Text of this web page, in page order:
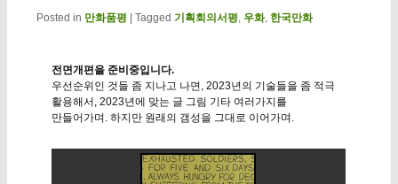
Posted in 만화품평 | Tagged 기획회의서평 우화, 한국만화
전면개편을 준비중입니다.
우선순위인 것들 좀 지나고 나면, 2023년의 기술들을 좀 적극
활용해서, 2023년에 맞는 글 그림 기타 여러가지를
만들어가며. 하지만 원래의 갬성을 그대로 이어가며.